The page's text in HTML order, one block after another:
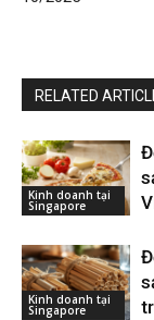
RELATED
Kinh doanh tại
Singapore
Kinh doanh tại
Singapore